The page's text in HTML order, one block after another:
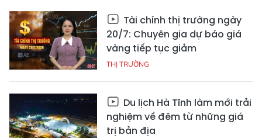
Tài chính thị trường ngày
20/7: Chuyên gia dự báo giá
vàng tiếp tục giảm
THỊ TRƯỜNG
Du lịch Hà Tĩnh làm mới trải
nghiệm về đêm từ những giá
trị bản địa